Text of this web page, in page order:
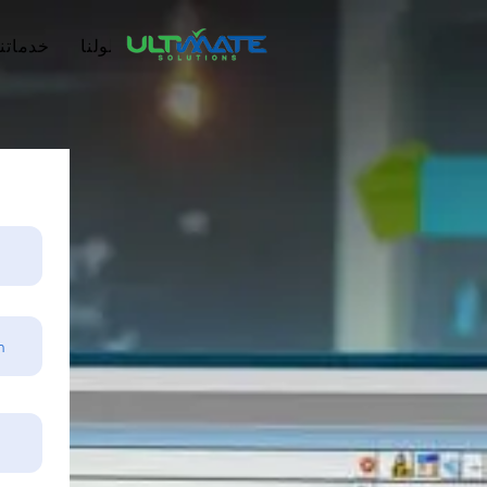
الرئيسية من نحن حلولنا